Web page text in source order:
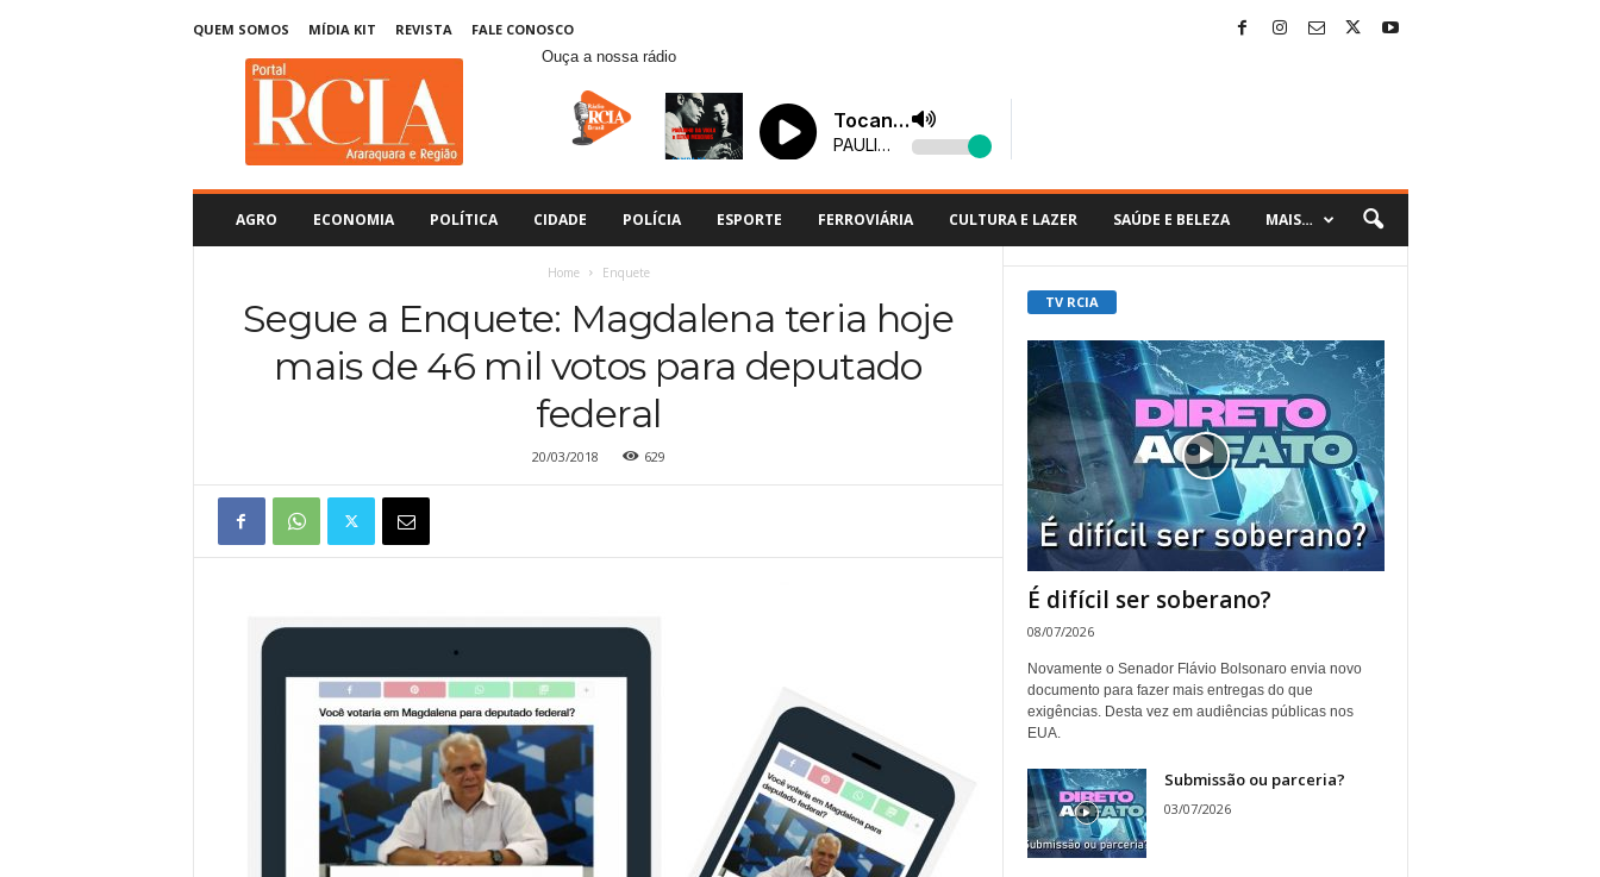
QUEM SOMOS MÍDIA KIT REVISTA
FALE CONOSCO
Ouça a nossa rádio
AGRO ECONOMIA POLÍTICA CIDADE POLÍCIA ESPORTE FERROVIÁRIA CULTURA E LAZER SAÚDE E BELEZA MAIS…
Home Enquete
Segue a Enquete: Magdalena teria hoje
mais de 46 mil votos para deputado
federal
20/03/2018 629
TV RCIA
É difícil ser soberano?
08/07/2026
Novamente o Senador Flávio Bolsonaro envia novo
documento para fazer mais entregas do que
exigências. Desta vez em audiências públicas nos
EUA.
Submissão ou parceria?
03/07/2026